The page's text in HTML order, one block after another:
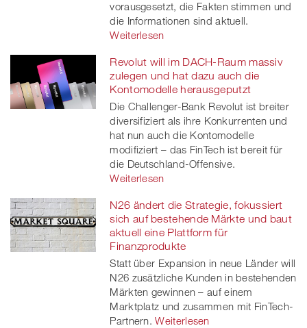
vorausgesetzt, die Fakten stimmen und
die Informationen sind aktuell.
Weiterlesen
Revolut will im DACH-Raum massiv
zulegen und hat dazu auch die
Kontomodelle herausgeputzt
Die Challenger-Bank Revolut ist breiter
diversifiziert als ihre Konkurrenten und
hat nun auch die Kontomodelle
modifiziert – das FinTech ist bereit für
die Deutschland-Offensive.
Weiterlesen
N26 ändert die Strategie, fokussiert
sich auf bestehende Märkte und baut
aktuell eine Plattform für
Finanzprodukte
Statt über Expansion in neue Länder will
N26 zusätzliche Kunden in bestehenden
Märkten gewinnen – auf einem
Marktplatz und zusammen mit FinTech-
Partnern. Weiterlesen